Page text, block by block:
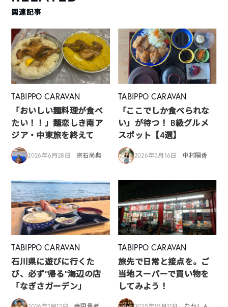
関連記事
TABIPPO CARAVAN
「おいしい麺料理が食べ
たい！！」麺恋しき南ア
ジア・中東旅を終えて
2026年6月28日 宗石尚典
TABIPPO CARAVAN
「ここでしか食べられな
い」が待つ！ B級グルメ
スポット【4選】
2026年5月16日 中村陽香
TABIPPO CARAVAN
石川県に遊びに行くた
び、必ず”帰る”海辺の店
「なぎさガーデン」
TABIPPO CARAVAN
旅先で日常と接点を。ご
当地スーパーで買い物を
してみよう！